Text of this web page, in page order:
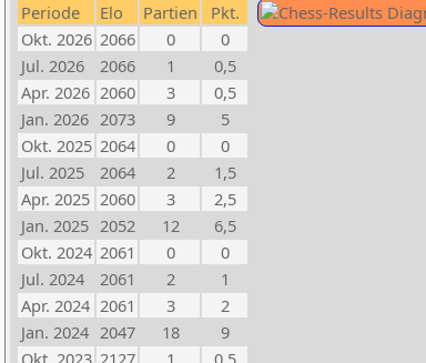
Periode Elo Partien
Pkt.
Okt. 2026 2066 0
0
Jul. 2026
2066 1
0,5
Apr. 2026 2060 3
0,5
Jan. 2026 2073 9
5
Okt. 2025 2064 0
0
Jul. 2025
2064 2
1,5
Apr. 2025 2060 3
2,5
Jan. 2025 2052 12
6,5
Okt. 2024 2061 0
0
Jul. 2024
2061 2
1
Apr. 2024 2061 3
2
Jan. 2024 2047 18
9
Okt. 2023 2127 1
0,5